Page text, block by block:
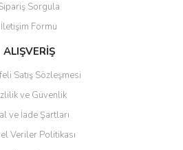
Sorgula
İletişim Formu
ALIŞVERİŞ
Satış Sözleşmesi
ve Güvenlik
ve İade Şartları
Veriler Politikası